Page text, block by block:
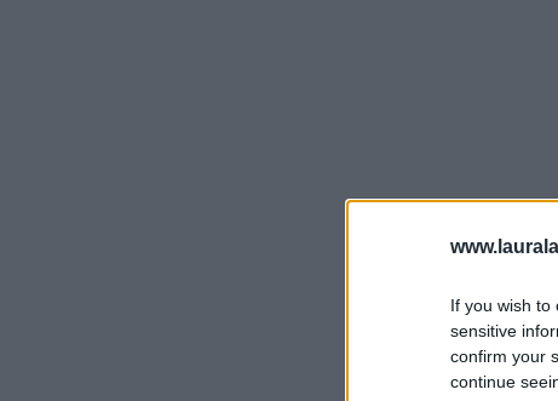
If you wish to
sensitive
confirm your
continue